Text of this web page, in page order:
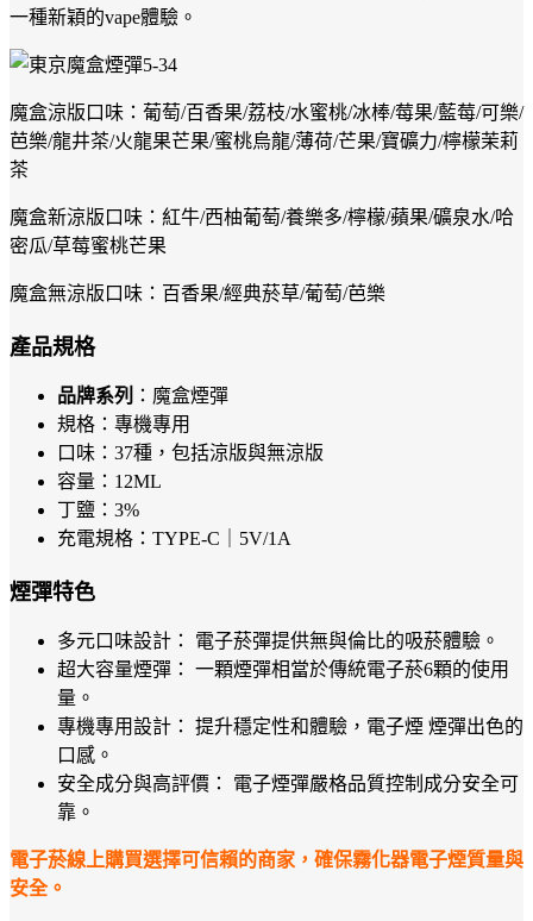
一種新穎的vape體驗。
魔盒涼版口味：葡萄/百香果/荔枝/水蜜桃/冰棒/莓果/藍莓/可樂/
芭樂/龍井茶/火龍果芒果/蜜桃烏龍/薄荷/芒果/寶礦力/檸檬茉莉
茶
魔盒新涼版口味：紅牛/西柚葡萄/養樂多/檸檬/蘋果/礦泉水/哈
密瓜/草莓蜜桃芒果
魔盒無涼版口味：百香果/經典菸草/葡萄/芭樂
產品規格
品牌系列 ：魔盒煙彈
規格：專機專用
口味：37種，包括涼版與無涼版
容量：12ML
丁鹽：3%
充電規格：TYPE-C｜5V/1A
煙彈特色
多元口味設計： 電子菸彈提供無與倫比的吸菸體驗。
超大容量煙彈： 一顆煙彈相當於傳統電子菸6顆的使用
量。
專機專用設計： 提升穩定性和體驗，電子煙 煙彈出色的
口感。
安全成分與高評價： 電子煙彈嚴格品質控制成分安全可
靠。
電子菸線上購買選擇可信賴的商家，確保霧化器電子煙質量與
安全。